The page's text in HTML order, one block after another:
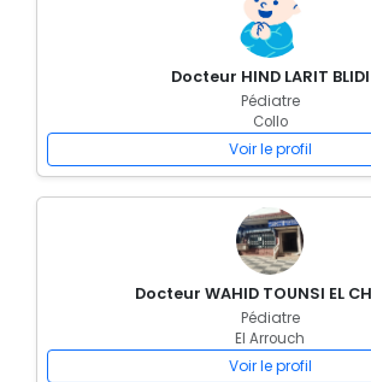
Docteur HIND LARIT BLIDI
Pédiatre
Collo
Voir le profil
Docteur WAHID
Pédiatre
El Arrouch
Voir le profil